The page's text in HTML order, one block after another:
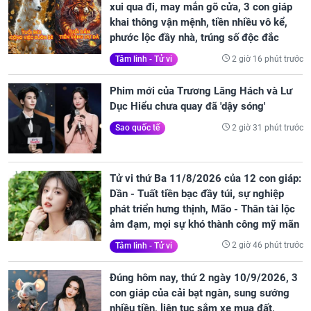
xui qua đi, may mắn gõ cửa, 3 con giáp
khai thông vận mệnh, tiền nhiều vô kể,
phước lộc đầy nhà, trúng số độc đắc
Tâm linh - Tử vi 2 giờ 16 phút trước
Phim mới của Trương Lăng Hách và Lư
Dục Hiểu chưa quay đã 'dậy sóng'
Sao quốc tế 2 giờ 31 phút trước
Tử vi thứ Ba 11/8/2026 của 12 con giáp:
Dần - Tuất tiền bạc đầy túi, sự nghiệp
phát triển hưng thịnh, Mão - Thân tài lộc
ảm đạm, mọi sự khó thành công mỹ mãn
Tâm linh - Tử vi 2 giờ 46 phút trước
Đúng hôm nay, thứ 2 ngày 10/9/2026, 3
con giáp của cải bạt ngàn, sung sướng
nhiều tiền, liên tục sắm xe mua đất,